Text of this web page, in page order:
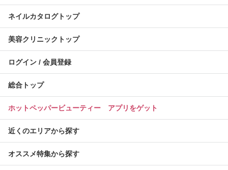
ネイルカタログトップ
美容クリニックトップ
ログイン / 会員登録
総合トップ
ホットペッパービューティー アプリをゲット
近くのエリアから探す
オススメ特集から探す